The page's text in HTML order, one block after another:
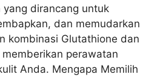
dirancang untuk
dan memudarkan
kombinasi Glutathione dan
perawatan
Anda. Mengapa Memilih